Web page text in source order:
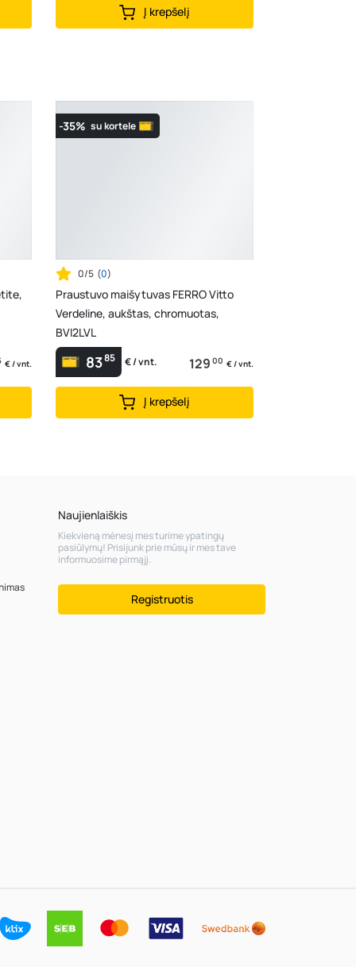
Į krepšelį
€ / vnt.
-35% su kortele
0/5 (0)
Praustuvo maišytuvas FERRO Vitto
Verdeline, aukštas, chromuotas,
BVI2LVL
8385 € / vnt. 129 00 € / vnt.
Į krepšelį
Naujienlaiškis
Kiekvieną mėnesį mes turime ypatingų
pasiūlymų! Prisijunk prie mūsų ir mes tave
informuosime pirmąjį.
Registruotis